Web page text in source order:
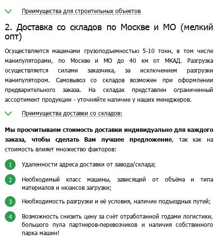
Преимущества для строительных объектов
2. Доставка со складов по Москве и МО (мелкий
опт)
Осуществляется машинами грузоподъемностью 5-10 тонн, в том числе
манипуляторами, по Москве и МО до 40 км от МКАД. Разгрузка
осуществляется силами заказчика, за исключением разгрузки
манипулятором. Самовывоз со складов возможен при оформлении
предварительного заказа. На складах представлен ограниченный
ассортимент продукции - уточняйте наличие у наших менеджеров.
Преимущества доставки со складов:
Мы просчитываем стоимость доставки индивидуально для каждого
заказа, чтобы сделать Вам лучшее предложение, так как на
стоимость влияет множество факторов:
1 Удаленности адреса доставки от завода/склада;
2
Необходимый класс машины, зависящий от объёма и типа
материалов и нюансов загрузки;
3 Необходимость разгрузки и её условия, наличие подъездных путей;
4
Возможность снизить цену за счёт отработанной годами логистики,
большого пула партнеров-перевозчиков и наличия собственного
парка машин!